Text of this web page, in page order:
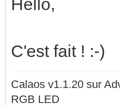
Hello,
C'est fait ! :-)
Calaos v1.1.20 sur
RGB LED